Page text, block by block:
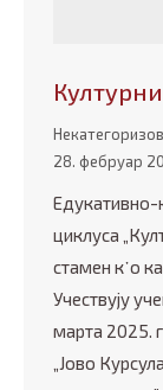
28. фебруар
Едукативно-
циклуса
стамен к᾿о
Учествују
марта 2025.
„Јово